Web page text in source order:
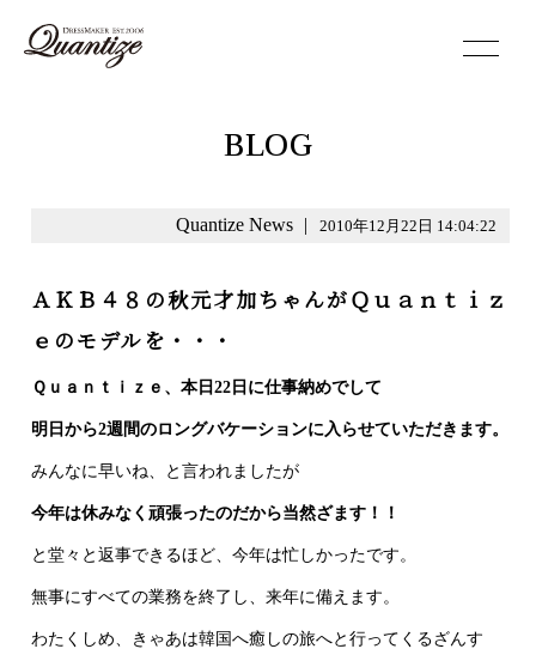
BLOG
Quantize News | 2010年12月22日 14:04:22
ＡＫＢ４８の秋元才加ちゃんがＱｕａｎｔｉｚ
ｅのモデルを・・・
Ｑｕａｎｔｉｚｅ、本日22日に仕事納めでして
明日から2週間のロングバケーションに入らせていただきます。
みんなに早いね、と言われましたが
今年は休みなく頑張ったのだから当然ざます！！
と堂々と返事できるほど、今年は忙しかったです。
無事にすべての業務を終了し、来年に備えます。
わたくしめ、きゃあは韓国へ癒しの旅へと行ってくるざんす